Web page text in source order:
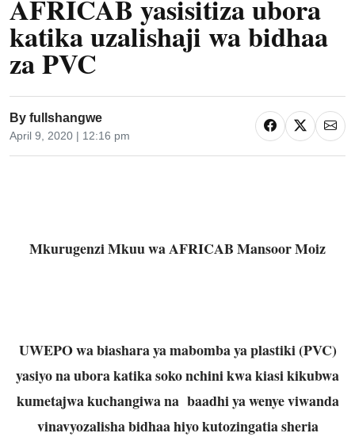
AFRICAB yasisitiza ubora
katika uzalishaji wa bidhaa
za PVC
By fullshangwe
April 9, 2020 | 12:16 pm
Mkurugenzi Mkuu wa AFRICAB Mansoor Moiz
UWEPO wa biashara ya mabomba ya plastiki (PVC)
yasiyo na ubora katika soko nchini kwa kiasi kikubwa
kumetajwa kuchangiwa na baadhi ya wenye viwanda
vinavyozalisha bidhaa hiyo kutozingatia sheria